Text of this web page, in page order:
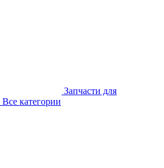
Запчасти для
Все категории